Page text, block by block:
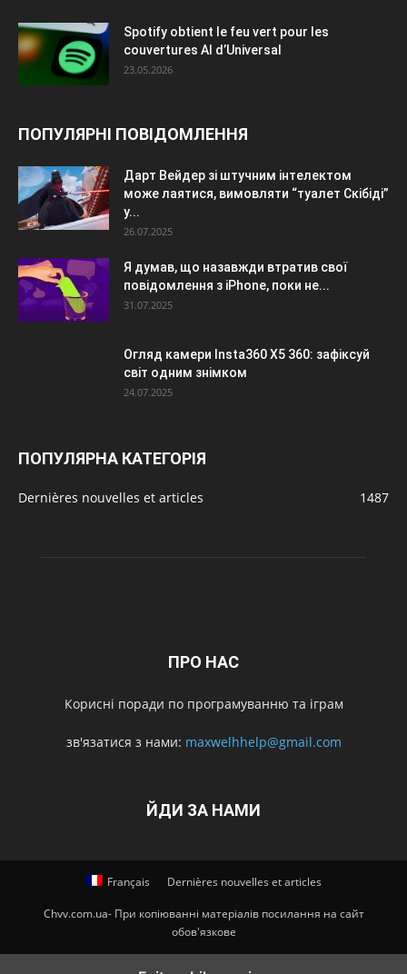
Spotify obtient le feu vert pour les
couvertures AI d’Universal
23.05.2026
ПОПУЛЯРНІ ПОВІДОМЛЕННЯ
Дарт Вейдер зі штучним інтелектом
може лаятися, вимовляти “туалет Скібіді”
у...
26.07.2025
Я думав, що назавжди втратив свої
повідомлення з iPhone, поки не...
31.07.2025
Огляд камери Insta360 X5 360: зафіксуй
світ одним знімком
24.07.2025
ПОПУЛЯРНА КАТЕГОРІЯ
Dernières nouvelles et articles 1487
ПРО НАС
Корисні поради по програмуванню та іграм
зв'язатися з нами: maxwelhhelp@gmail.com
ЙДИ ЗА НАМИ
Français Dernières nouvelles et articles
Chvv.com.ua- При копіюванні матеріалів посилання на сайт
обов'язкове